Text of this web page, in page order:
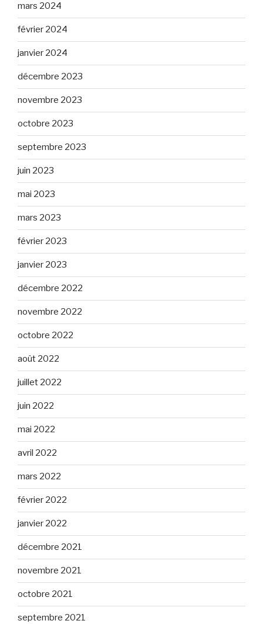
mars 2024
février 2024
janvier 2024
décembre 2023
novembre 2023
octobre 2023
septembre 2023
juin 2023
mai 2023
mars 2023
février 2023
janvier 2023
décembre 2022
novembre 2022
octobre 2022
août 2022
juillet 2022
juin 2022
mai 2022
avril 2022
mars 2022
février 2022
janvier 2022
décembre 2021
novembre 2021
octobre 2021
septembre 2021